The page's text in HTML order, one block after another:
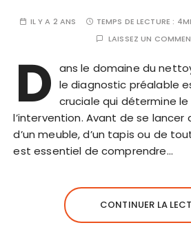
IL Y A 2 ANS TEMPS DE LECTURE :
LAISSEZ UN
D ans le domaine du
le diagnostic préalable
cruciale qui détermine
l’intervention. Avant de se
d’un meuble, d’un tapis ou de
est essentiel de comprendre…
CONTINUER LA